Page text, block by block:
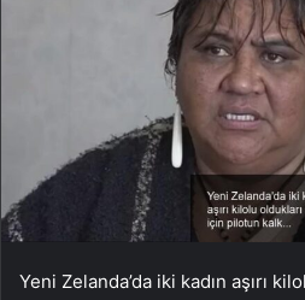
Yeni Zelanda’da iki kadın aşırı